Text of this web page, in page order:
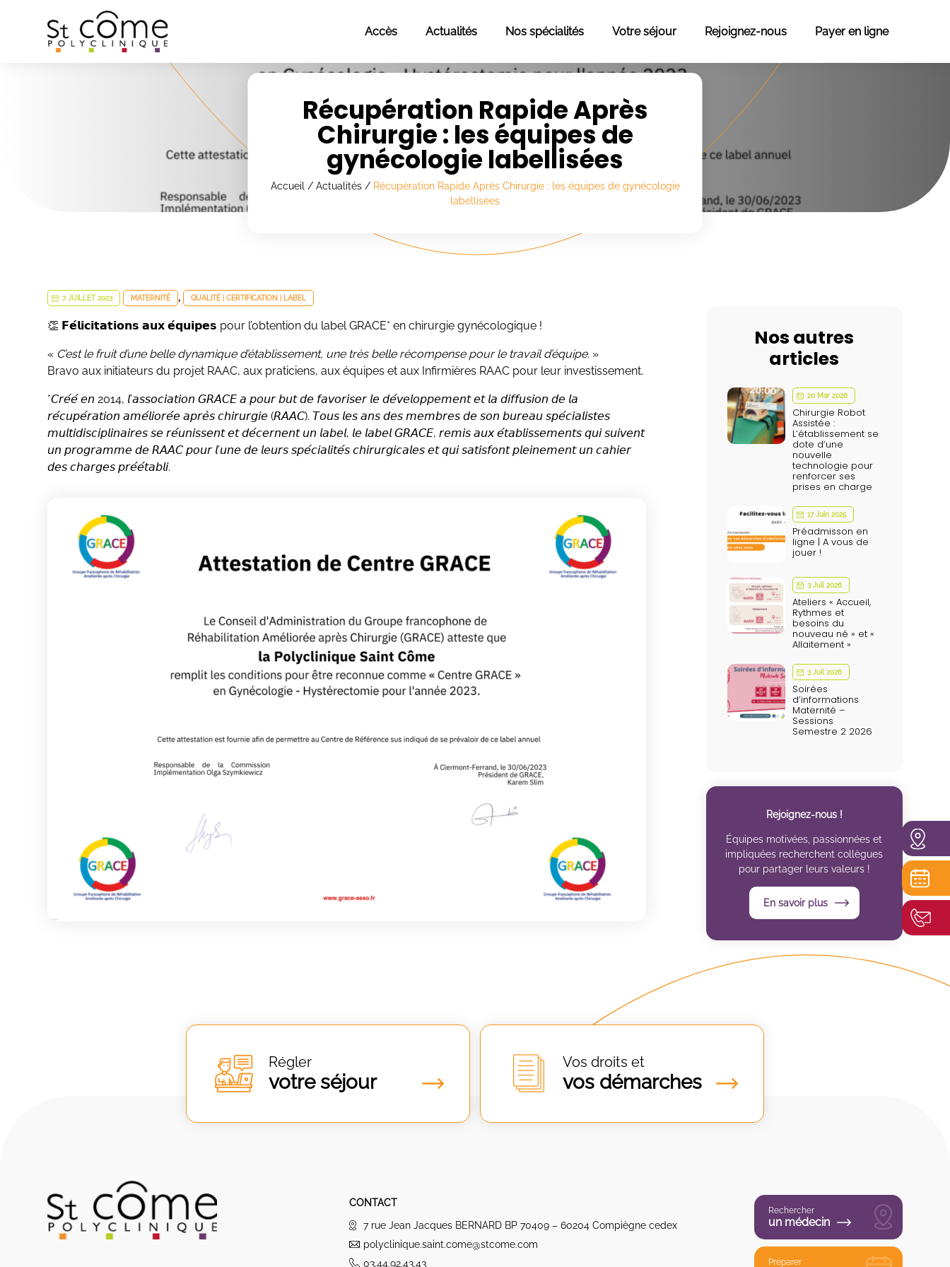
Accès Actualités Nos spécialités Votre séjour Rejoignez-nous Payer en ligne
Récupération Rapide Après
Chirurgie : les équipes de
gynécologie labellisées
Accueil / Actualités/ Récupération Rapide Après Chirurgie : les équipes de gynécologie
labellisées
7 JUILLET 2023 MATERNITÉ , QUALITÉ | CERTIFICATION | LABEL
👏 𝗙𝗲́𝗹𝗶𝗰𝗶𝘁𝗮𝘁𝗶𝗼𝗻𝘀 𝗮𝘂𝘅 𝗲́𝗾𝘂𝗶𝗽𝗲𝘀 pour l’obtention du label GRACE* en chirurgie gynécologique !
« C’est le fruit d’une belle dynamique d’établissement, une très belle récompense pour le travail d’équipe. »
Bravo aux initiateurs du projet RAAC, aux praticiens, aux équipes et aux Infirmières RAAC pour leur investissement.
*𝘊𝘳𝘦́𝘦́ 𝘦𝘯 2014, 𝘭’𝘢𝘴𝘴𝘰𝘤𝘪𝘢𝘵𝘪𝘰𝘯 𝘎𝘙𝘈𝘊𝘌 𝘢 𝘱𝘰𝘶𝘳 𝘣𝘶𝘵 𝘥𝘦 𝘧𝘢𝘷𝘰𝘳𝘪𝘴𝘦𝘳 𝘭𝘦 𝘥𝘦́𝘷𝘦𝘭𝘰𝘱𝘱𝘦𝘮𝘦𝘯𝘵 𝘦𝘵 𝘭𝘢 𝘥𝘪𝘧𝘧𝘶𝘴𝘪𝘰𝘯 𝘥𝘦 𝘭𝘢
𝘳𝘦́𝘤𝘶𝘱𝘦́𝘳𝘢𝘵𝘪𝘰𝘯 𝘢𝘮𝘦́𝘭𝘪𝘰𝘳𝘦́𝘦 𝘢𝘱𝘳𝘦̀𝘴 𝘤𝘩𝘪𝘳𝘶𝘳𝘨𝘪𝘦 (𝘙𝘈𝘈𝘊). 𝘛𝘰𝘶𝘴 𝘭𝘦𝘴 𝘢𝘯𝘴 𝘥𝘦𝘴 𝘮𝘦𝘮𝘣𝘳𝘦𝘴 𝘥𝘦 𝘴𝘰𝘯 𝘣𝘶𝘳𝘦𝘢𝘶 𝘴𝘱𝘦́𝘤𝘪𝘢𝘭𝘪𝘴𝘵𝘦𝘴
𝘮𝘶𝘭𝘵𝘪𝘥𝘪𝘴𝘤𝘪𝘱𝘭𝘪𝘯𝘢𝘪𝘳𝘦𝘴 𝘴𝘦 𝘳𝘦́𝘶𝘯𝘪𝘴𝘴𝘦𝘯𝘵 𝘦𝘵 𝘥𝘦́𝘤𝘦𝘳𝘯𝘦𝘯𝘵 𝘶𝘯 𝘭𝘢𝘣𝘦𝘭, 𝘭𝘦 𝘭𝘢𝘣𝘦𝘭 𝘎𝘙𝘈𝘊𝘌, 𝘳𝘦𝘮𝘪𝘴 𝘢𝘶𝘹 𝘦́𝘵𝘢𝘣𝘭𝘪𝘴𝘴𝘦𝘮𝘦𝘯𝘵𝘴 𝘲𝘶𝘪 𝘴𝘶𝘪𝘷𝘦𝘯𝘵
𝘶𝘯 𝘱𝘳𝘰𝘨𝘳𝘢𝘮𝘮𝘦 𝘥𝘦 𝘙𝘈𝘈𝘊 𝘱𝘰𝘶𝘳 𝘭’𝘶𝘯𝘦 𝘥𝘦 𝘭𝘦𝘶𝘳𝘴 𝘴𝘱𝘦́𝘤𝘪𝘢𝘭𝘪𝘵𝘦́𝘴 𝘤𝘩𝘪𝘳𝘶𝘳𝘨𝘪𝘤𝘢𝘭𝘦𝘴 𝘦𝘵 𝘲𝘶𝘪 𝘴𝘢𝘵𝘪𝘴𝘧𝘰𝘯𝘵 𝘱𝘭𝘦𝘪𝘯𝘦𝘮𝘦𝘯𝘵 𝘶𝘯 𝘤𝘢𝘩𝘪𝘦𝘳
𝘥𝘦𝘴 𝘤𝘩𝘢𝘳𝘨𝘦𝘴 𝘱𝘳𝘦́𝘦́𝘵𝘢𝘣𝘭𝘪.
Nos autres
articles
20 Mar 2026
Chirurgie Robot
Assistée :
L’établissement se
dote d’une
nouvelle
technologie pour
renforcer ses
prises en charge
17 Juin 2025
Préadmisson en
ligne | A vous de
jouer !
3 Juil 2026
Ateliers « Accueil,
Rythmes et
besoins du
nouveau né » et «
Allaitement »
3 Juil 2026
Soirées
d’informations
Maternité –
Sessions
Semestre 2 2026
Rejoignez-nous !
Équipes motivées, passionnées et
impliquées recherchent collègues
pour partager leurs valeurs !
En savoir plus
Régler
votre séjour
Vos droits et
vos démarches
CONTACT
7 rue Jean Jacques BERNARD BP 70409 – 60204 Compiègne cedex
polyclinique.saint.come@stcome.com
03.44.92.43.43
Rechercher
un médecin
Préparer